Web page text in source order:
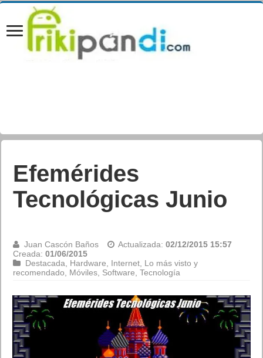
Efemérides
Tecnológicas Junio
Juan Cascón Baños Actualizada:02/12/2015 15:57
Creada:01/06/2015
Destacada
Hardware Internet Lo más visto y
recomendado
Móviles Software ,Tecnología